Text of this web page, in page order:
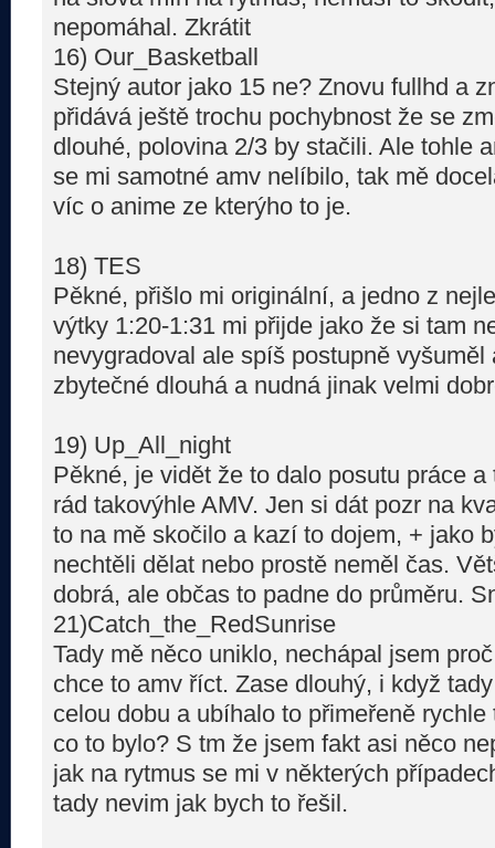
nepomáhal. Zkrátit
16) Our_Basketball
Stejný autor jako 15 ne? Znovu fullhd a
přidává ještě trochu pochybnost že se
dlouhé, polovina 2/3 by stačili. Ale tohle
se mi samotné amv nelíbilo, tak mě
víc o anime ze kterýho to je.
18) TES
Pěkné, přišlo mi originální, a jedno z
výtky 1:20-1:31 mi přijde jako že si tam
nevygradoval ale spíš postupně
zbytečné dlouhá a nudná jinak velmi
19) Up_All_night
Pěkné, je vidět že to dalo posutu práce
rád takovýhle AMV. Jen si dát pozr na
to na mě skočilo a kazí to dojem, + jako
nechtěli dělat nebo prostě neměl čas.
dobrá, ale občas to padne do průměru.
21)Catch_the_RedSunrise
Tady mě něco uniklo, nechápal jsem
chce to amv říct. Zase dlouhý, i když
celou dobu a ubíhalo to přimeřeně
co to bylo? S tm že jsem fakt asi něco
jak na rytmus se mi v některých
tady nevim jak bych to řešil.